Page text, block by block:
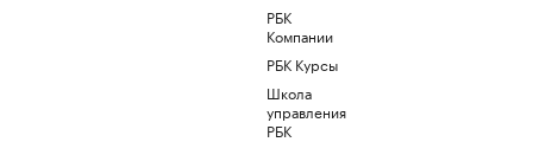
РБК
Компании
РБК Курсы
Школа
управления
РБК